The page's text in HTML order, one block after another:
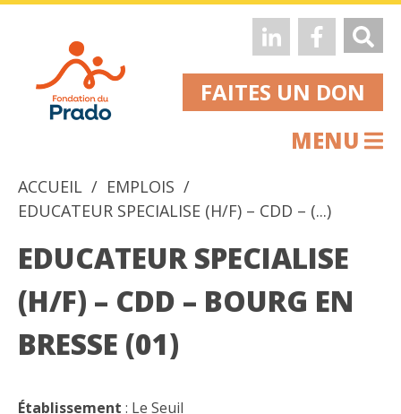
FAITES UN DON
MENU
ACCUEIL
EMPLOIS
EDUCATEUR SPECIALISE (H/F) – CDD – (...)
EDUCATEUR SPECIALISE
(H/F) – CDD – BOURG EN
BRESSE (01)
Établissement : Le Seuil